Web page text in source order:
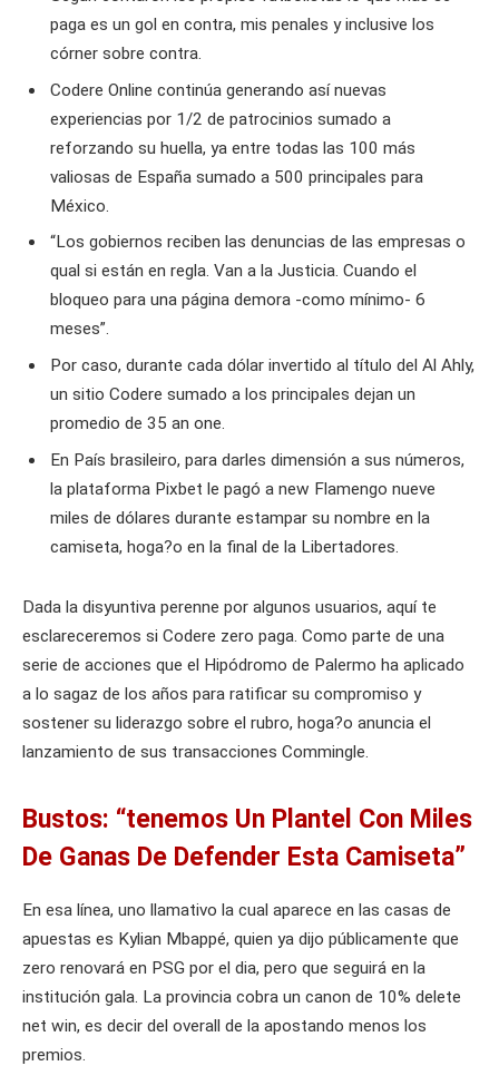
paga es un gol en contra, mis penales y inclusive los
córner sobre contra.
Codere Online continúa generando así nuevas
experiencias por 1/2 de patrocinios sumado a
reforzando su huella, ya entre todas las 100 más
valiosas de España sumado a 500 principales para
México.
“Los gobiernos reciben las denuncias de las empresas o
qual si están en regla. Van a la Justicia. Cuando el
bloqueo para una página demora -como mínimo- 6
meses”.
Por caso, durante cada dólar invertido al título del Al Ahly,
un sitio Codere sumado a los principales dejan un
promedio de 35 an one.
En País brasileiro, para darles dimensión a sus números,
la plataforma Pixbet le pagó a new Flamengo nueve
miles de dólares durante estampar su nombre en la
camiseta, hoga?o en la final de la Libertadores.
Dada la disyuntiva perenne por algunos usuarios, aquí te
esclareceremos si Codere zero paga. Como parte de una
serie de acciones que el Hipódromo de Palermo ha aplicado
a lo sagaz de los años para ratificar su compromiso y
sostener su liderazgo sobre el rubro, hoga?o anuncia el
lanzamiento de sus transacciones Commingle.
Bustos: “tenemos Un Plantel Con Miles
De Ganas De Defender Esta Camiseta”
En esa línea, uno llamativo la cual aparece en las casas de
apuestas es Kylian Mbappé, quien ya dijo públicamente que
zero renovará en PSG por el dia, pero que seguirá en la
institución gala. La provincia cobra un canon de 10% delete
net win, es decir del overall de la apostando menos los
premios.